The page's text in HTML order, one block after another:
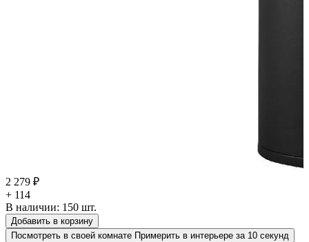
2 279 ₽
+ 114
В наличии: 150 шт.
Добавить в корзину
Посмотреть в своей комнате Примерить в интерьере за 10 секунд